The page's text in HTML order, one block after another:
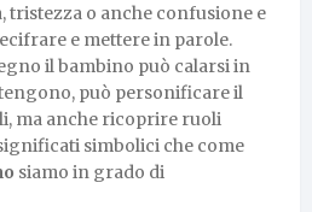
tristezza o anche confusione e
e mettere in parole.
il bambino può calarsi in
può personificare il
ma anche ricoprire ruoli
simbolici che come
siamo in grado di